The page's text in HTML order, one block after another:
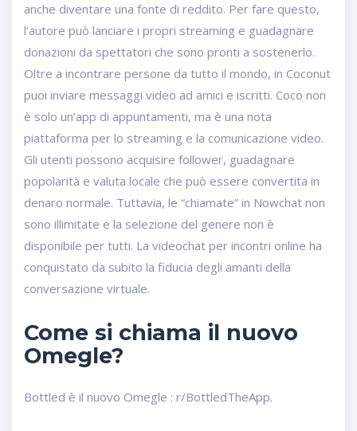
anche diventare una fonte di reddito. Per fare questo,
l’autore può lanciare i propri streaming e guadagnare
donazioni da spettatori che sono pronti a sostenerlo.
Oltre a incontrare persone da tutto il mondo, in Coconut
puoi inviare messaggi video ad amici e iscritti. Coco non
è solo un’app di appuntamenti, ma è una nota
piattaforma per lo streaming e la comunicazione video.
Gli utenti possono acquisire follower, guadagnare
popolarità e valuta locale che può essere convertita in
denaro normale. Tuttavia, le “chiamate” in Nowchat non
sono illimitate e la selezione del genere non è
disponibile per tutti. La videochat per incontri online ha
conquistato da subito la fiducia degli amanti della
conversazione virtuale.
Come si chiama il nuovo
Omegle?
Bottled è il nuovo Omegle : r/BottledTheApp.